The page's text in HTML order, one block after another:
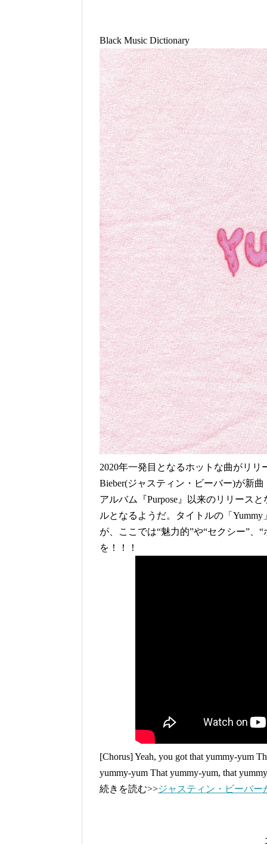
Black Music Dictionary
2020年一発目となるホットな曲がリ
Bieber(ジャスティン・ビーバー)が新
アルバム『Purpose』以来のリリース
ルとなるようだ。タイトルの「
が、ここでは“魅力的”や“セクシー”、
を！！！
[Chorus] Yeah, you got that yummy-yum
yummy-yum That yummy-yum, that
続きを読む>>ジャスティン・ビーバー